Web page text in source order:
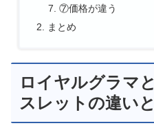
⑦価格が違う
まとめ
ロイヤルグラマ
スレットの違い